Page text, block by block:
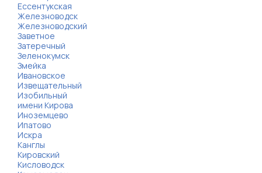
Ессентукская
Железноводск
Железноводский
Заветное
Затеречный
Зеленокумск
Змейка
Ивановское
Извещательный
Изобильный
имени Кирова
Иноземцево
Ипатово
Искра
Канглы
Кировский
Кисловодск